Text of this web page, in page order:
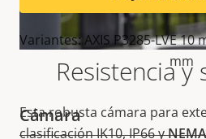
Resistencia y
Esta robusta cámara para
clasificación IK10, IP66 y
Variantes: AXIS P3285-LVE 10
mm
Cámara